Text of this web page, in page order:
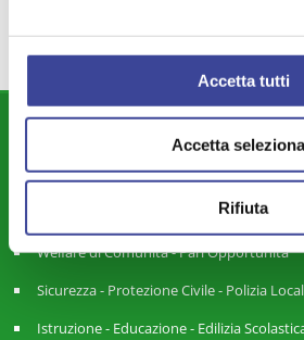
Accetta tutti
Accetta
Rifiuta
DIPARTIMENTI
Attività Istituzionale ANCI Lombardia
Cultura - Turismo - Sport - Politiche
Welfare di Comunità - Pari Opportunità
Sicurezza - Protezione Civile - Polizia
Istruzione - Educazione - Edilizia